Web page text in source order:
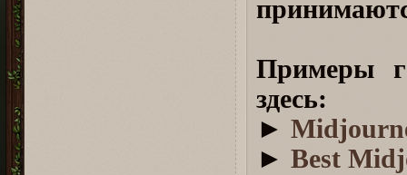
Примеры
здесь:
►
► Best